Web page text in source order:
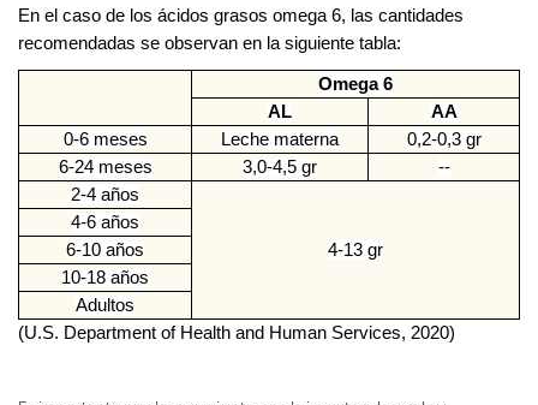
En el caso de los ácidos grasos omega 6, las cantidades
recomendadas se observan en la siguiente tabla:
Omega 6
AL
AA
0-6 meses
Leche materna
0,2-0,3 gr
6-24 meses
3,0-4,5 gr
--
2-4 años
4-13 gr
4-6 años
6-10 años
10-18 años
Adultos
(U.S. Department of Health and Human Services, 2020)